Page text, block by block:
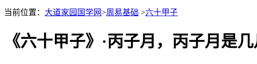
当前位置： 大道家园国学网>周易基础 >六十甲子
《六十甲子》·丙子月，丙子月是